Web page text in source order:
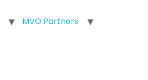
MVO Partners